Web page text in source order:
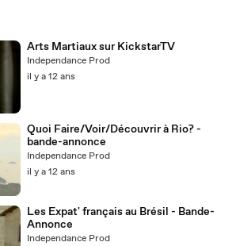
Arts Martiaux sur KickstarTV
Independance Prod
il y a 12 ans
Quoi Faire/Voir/Découvrir à Rio? -
bande-annonce
Independance Prod
il y a 12 ans
Les Expat' français au Brésil - Bande-
Annonce
Independance Prod